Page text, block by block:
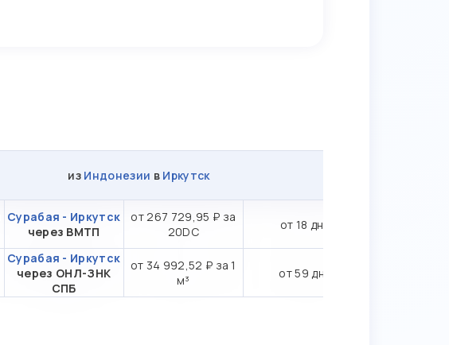
из Индонезии в Иркутск
Сурабая - Иркутск
через ВМТП
от 267 729,95 ₽ за
20DC
от 18 дн.
Сурабая - Иркутск
через ОНЛ-ЗНК
СПБ
от 34 992,52 ₽ за 1
м³
от 59 дн.